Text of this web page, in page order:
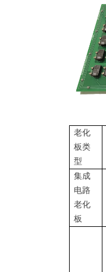
老化
板类
型
集成
电路
老化
板